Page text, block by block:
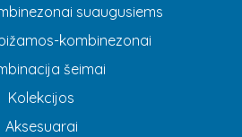
suaugusiems
kombinezonai
šeimai
Kolekcijos
Aksesuarai